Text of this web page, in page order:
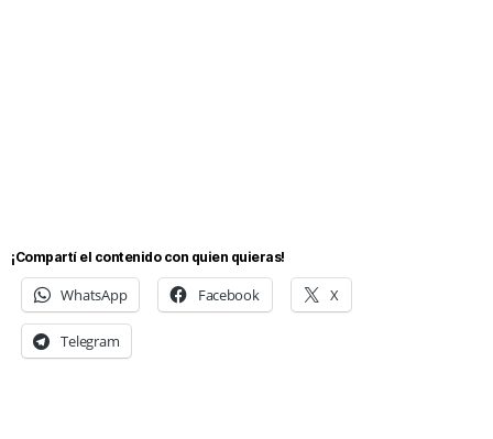
¡Compartí el contenido con quien quieras!
WhatsApp Facebook X
Telegram